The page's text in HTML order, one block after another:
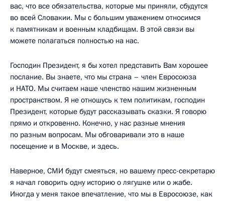
вас, что все обязательства, которые мы приняли, сбудутся
во всей Словакии. Мы с большим уважением относимся
к памятникам и военным кладбищам. В этой связи вы
можете полагаться полностью на нас.
Господин Президент, я бы хотел представить Вам хорошее
послание. Вы знаете, что мы страна – член Евросоюза
и НАТО. Мы считаем наше членство нашим жизненным
пространством. Я не отношусь к тем политикам, господин
Президент, которые будут рассказывать сказки. Я говорю
прямо и откровенно. Конечно, у нас разные мнения
по разным вопросам. Мы обговаривали это в наше
посещение и в Москве, и здесь.
Наверное, СМИ будут смеяться, но вашему пресс-секретарю
я начал говорить одну историю о лягушке или о жабе.
Иногда у меня такое впечатление, что мы в Евросоюзе, как